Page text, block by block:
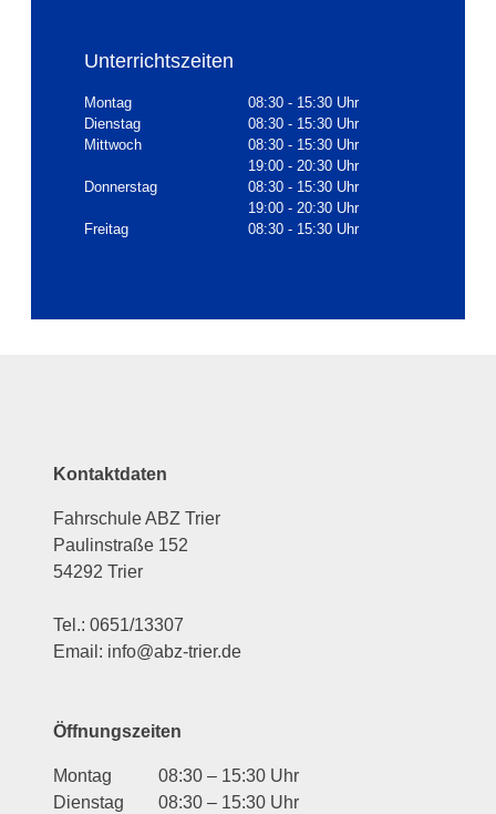
Unterrichtszeiten
Montag
08:30 - 15:30 Uhr
Dienstag
08:30 - 15:30 Uhr
Mittwoch
08:30 - 15:30 Uhr
19:00 - 20:30 Uhr
Donnerstag
08:30 - 15:30 Uhr
19:00 - 20:30 Uhr
Freitag
08:30 - 15:30 Uhr
Kontaktdaten
Fahrschule ABZ Trier
Paulinstraße 152
54292 Trier
Tel.: 0651/13307
Email: info@abz-trier.de
Öffnungszeiten
Montag
08:30 – 15:30 Uhr
Dienstag
08:30 – 15:30 Uhr